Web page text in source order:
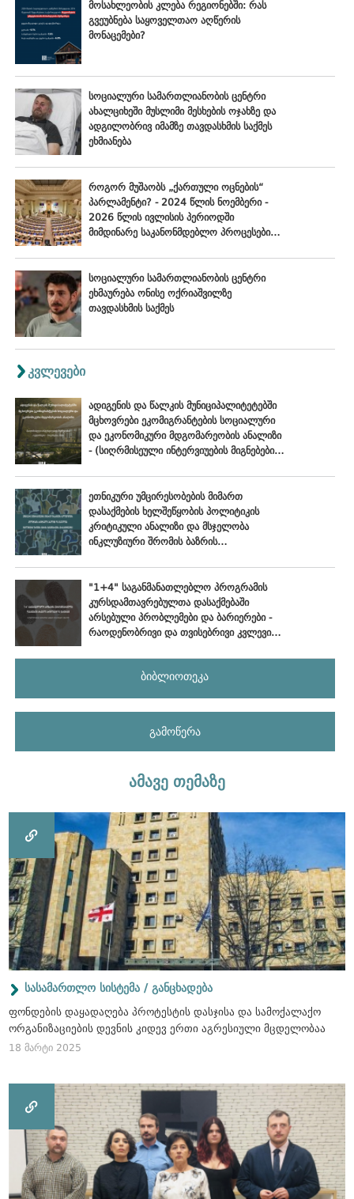
მოსახლეობის კლება რეგიონებში: რას
გვეუბნება საყოველთაო აღწერის
მონაცემები?
სოციალური სამართლიანობის ცენტრი
ახალციხეში მუსლიმი მესხების ოჯახზე და
ადგილობრივ იმამზე თავდასხმის საქმეს
ეხმიანება
როგორ მუშაობს „ქართული ოცნების“
პარლამენტი? - 2024 წლის ნოემბერი -
2026 წლის ივლისის პერიოდში
მიმდინარე საკანონმდებლო პროცესების
სოციალური სამართლიანობის ცენტრი
ეხმაურება ონისე ოქრიაშვილზე
თავდასხმის საქმეს
კვლევები
ადიგენის და წალკის მუნიციპალიტეტებში
მცხოვრები ეკომიგრანტების სოციალური
და ეკონომიკური მდგომარეობის ანალიზი
- (სიღრმისეული ინტერვიუების მიგნებები),
ეთნიკური უმცირესობების მიმართ
დასაქმების ხელშეწყობის პოლიტიკის
კრიტიკული ანალიზი და მსჯელობა
ინკლუზიური შრომის ბაზრის
"1+4" საგანმანათლებლო პროგრამის
კურსდამთავრებულთა დასაქმებაში
არსებული პრობლემები და ბარიერები -
რაოდენობრივი და თვისებრივი კვლევის
ბიბლიოთეკა
გამოწერა
ამავე თემაზე
სასამართლო სისტემა / განცხადება
ფონდების დაყადაღება პროტესტის დასჯისა და სამოქალაქო
ორგანიზაციების დევნის კიდევ ერთი აგრესიული მცდელობაა
18 მარტი 2025